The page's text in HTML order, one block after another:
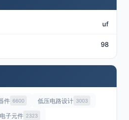
uf
98
件 6600 低压电路设计 3003
子元件 2323